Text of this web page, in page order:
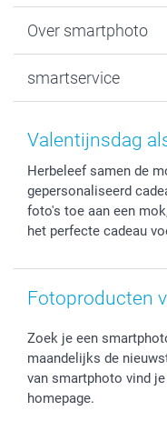
Fotoprints, Fotoposter
MyNameBook
Stickers en Etiketten
Fotokalenders &
Baby
Communie- en
Geschenken voor hem
Moederdag
Vaderdag
Verjaardag
Over smartphoto
Duurzaamheid
Voorwaarden
Klachtenregeling
Wettelijke garantie
Privacybeleid
Prijslijst
Jobs & Stages
smartservice
smartgarantie
Grote bestellingen
Levering
smartfriends
Valentijnsdag
Herbeleef samen de
gepersonaliseerd
foto's toe aan een
het perfecte cadeau
Fotoproducten
Zoek je een
maandelijks de
van smartphoto vind
homepage.